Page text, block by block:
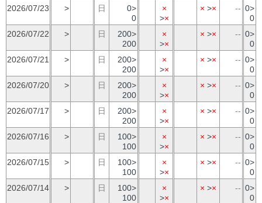
2026/07/23
> 日
0>
0
×
>×
× >× -- 0>
0
2026/07/22
> 日
200>
200
×
>×
× >× -- 0>
0
2026/07/21
> 日
200>
200
×
>×
× >× -- 0>
0
2026/07/20
> 日
200>
200
×
>×
× >× -- 0>
0
2026/07/17
> 日
200>
200
×
>×
× >× -- 0>
0
2026/07/16
> 日
100>
100
×
>×
× >× -- 0>
0
2026/07/15
> 日
100>
100
×
>×
× >× -- 0>
0
2026/07/14
> 日
100>
100
×
>×
× >× -- 0>
0